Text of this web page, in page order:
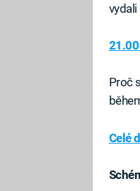
Proč
Celé